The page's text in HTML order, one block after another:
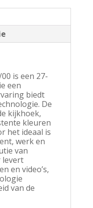
is een 27-
een
biedt
De
kijkhoek,
kleuren
het ideaal is
werk en
van
levert
en video’s,
van de